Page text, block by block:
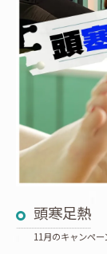
頭寒足熱
11月のキャンペー